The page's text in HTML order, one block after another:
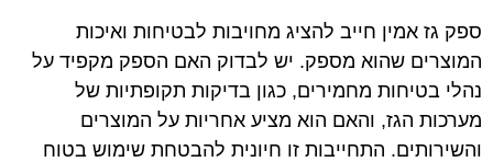
ספק גז אמין חייב להציג מחויבות לבטיחות ואיכות
המוצרים שהוא מספק. יש לבדוק האם הספק מקפיד על
נהלי בטיחות מחמירים, כגון בדיקות תקופתיות של
מערכות הגז, והאם הוא מציע אחריות על המוצרים
והשירותים. התחייבות זו חיונית להבטחת שימוש בטוח